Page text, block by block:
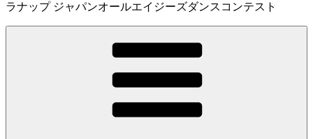
ラナップ ジャパンオールエイジーズダンスコンテスト